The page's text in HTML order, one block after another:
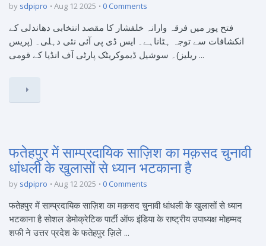
by sdpipro Aug 12 2025 0 Comments
فتح پور میں فرقہ وارانہ خلفشار کا مقصد انتخابی دھاندلی کے
انکشافات سے توجہ ہٹاناہے۔ ایس ڈی پی آئی نئی دہلی۔ (پریس
ریلیز)۔ سوشیل ڈیموکریٹک پارٹی آف انڈیا کے قومی ...
फतेहपुर में साम्प्रदायिक साज़िश का मक़सद चुनावी
धांधली के खुलासों से ध्यान भटकाना है
by sdpipro Aug 12 2025 0 Comments
फतेहपुर में साम्प्रदायिक साज़िश का मक़सद चुनावी धांधली के खुलासों से ध्यान
भटकाना है सोशल डेमोक्रेटिक पार्टी ऑफ इंडिया के राष्ट्रीय उपाध्यक्ष मोहम्मद
शफी ने उत्तर प्रदेश के फतेहपुर ज़िले ...